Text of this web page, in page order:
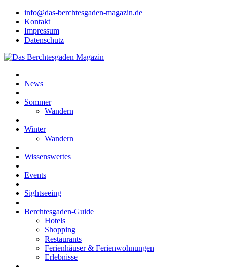
info@das-berchtesgaden-magazin.de
Kontakt
Impressum
Datenschutz
News
Sommer
Wandern
Winter
Wandern
Wissenswertes
Events
Sightseeing
Berchtesgaden-Guide
Hotels
Shopping
Restaurants
Ferienhäuser & Ferienwohnungen
Erlebnisse